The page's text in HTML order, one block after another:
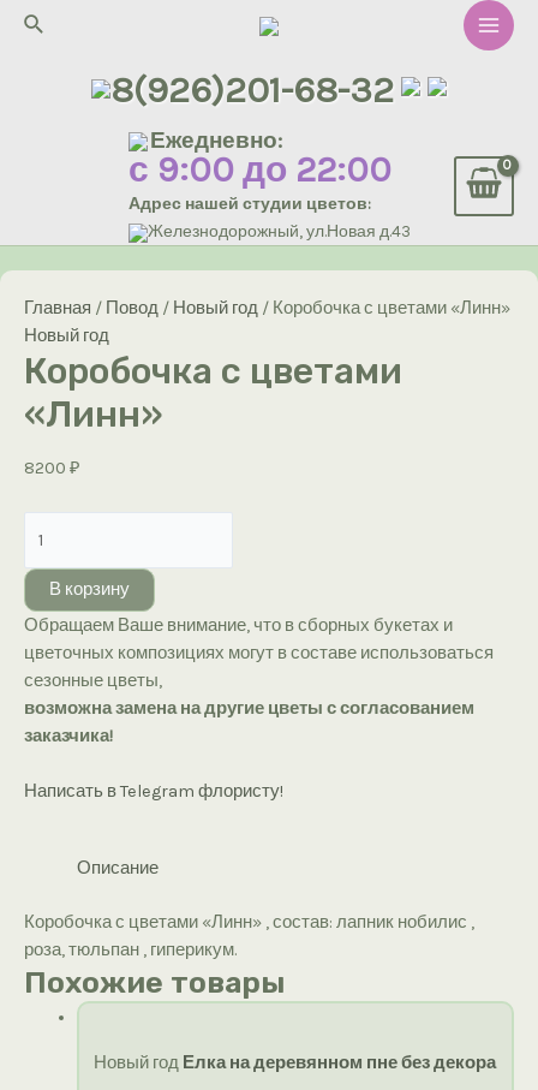
Перейти
Поиск
Main
8(926)201-68-32
Ежедневно:
с 9:00 до 22:00
Адрес нашей студии цветов:
Железнодорожный, ул.Новая д.43
Главная / Повод / Новый год / Коробочка с цветами «Линн»
Новый год
Коробочка с цветами
«Линн»
8200 ₽
товара
Коробочка
с
цветами
«Линн»
В корзину
Обращаем Ваше внимание, что в сборных букетах и
цветочных композициях могут в составе использоваться
сезонные цветы,
возможна замена на другие цветы с согласованием
заказчика!
Написать в Telegram флористу!
Описание
Коробочка с цветами «Линн» , состав: лапник нобилис ,
роза, тюльпан , гиперикум.
Похожие товары
Новый год Елка на деревянном пне без декора